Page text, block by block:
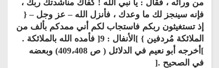
من ورائه ، فقال : يا نبي الله ! كفاك مناشدتك ربك ،
فإنه سينجز لك ما وعدك ، فأنزل الله – عز وجل – {
إذ تستغيثون ربكم فاستجاب لكم أني ممدكم بألف من
الملائكة مُردفين } ]الأنفال : 9[ فأمده الله بالملائكة .
]أخرجه أبو نعيم في الدلائل ( ص 409،408) وبعضه
في الصحيح .[